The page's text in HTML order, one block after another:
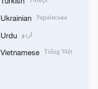
Ukrainian Українська
Urdu اردو
Vietnamese Tiếng Việt